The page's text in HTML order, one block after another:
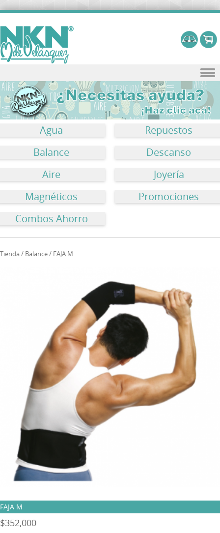
Skip to content
Agua
Repuestos
Balance
Descanso
Aire
Joyería
Magnéticos
Promociones
Combos Ahorro
Tienda/ Balance/ FAJA M
FAJA M
$352,000